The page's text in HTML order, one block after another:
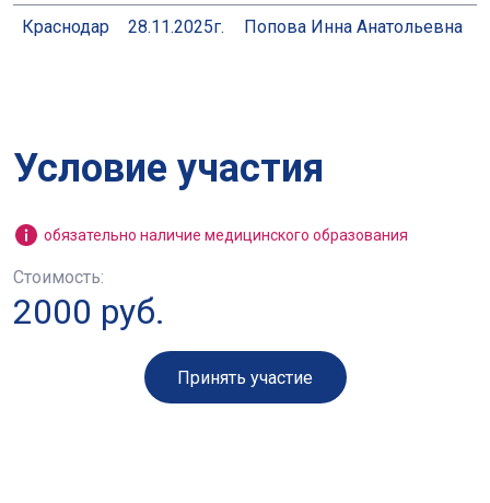
Краснодар 28.11.2025г. Попова Инна Анатольевна
Условие участия
обязательно наличие медицинского образования
Стоимость:
2000 руб.
Принять участие